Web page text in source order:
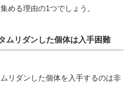
める理由の1つでしょう。
ムリダンした個体は入手困難
リダンした個体を入手するのは非